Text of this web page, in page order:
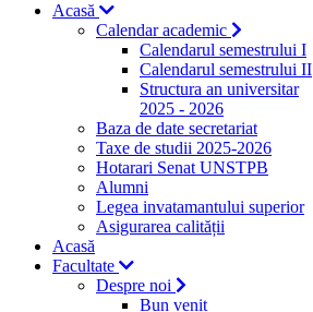
Acasă
Calendar academic
Calendarul semestrului I
Calendarul semestrului II
Structura an universitar
2025 - 2026
Baza de date secretariat
Taxe de studii 2025-2026
Hotarari Senat UNSTPB
Alumni
Legea invatamantului superior
Asigurarea calității
Acasă
Facultate
Despre noi
Bun venit